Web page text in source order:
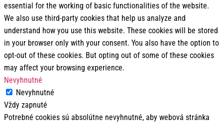
essential for the working of basic functionalities of the website.
We also use third-party cookies that help us analyze and
understand how you use this website. These cookies will be stored
in your browser only with your consent. You also have the option to
opt-out of these cookies. But opting out of some of these cookies
may affect your browsing experience.
Nevyhnutné
Nevyhnutné
Vždy zapnuté
Potrebné cookies sú absolútne nevyhnutné, aby webová stránka